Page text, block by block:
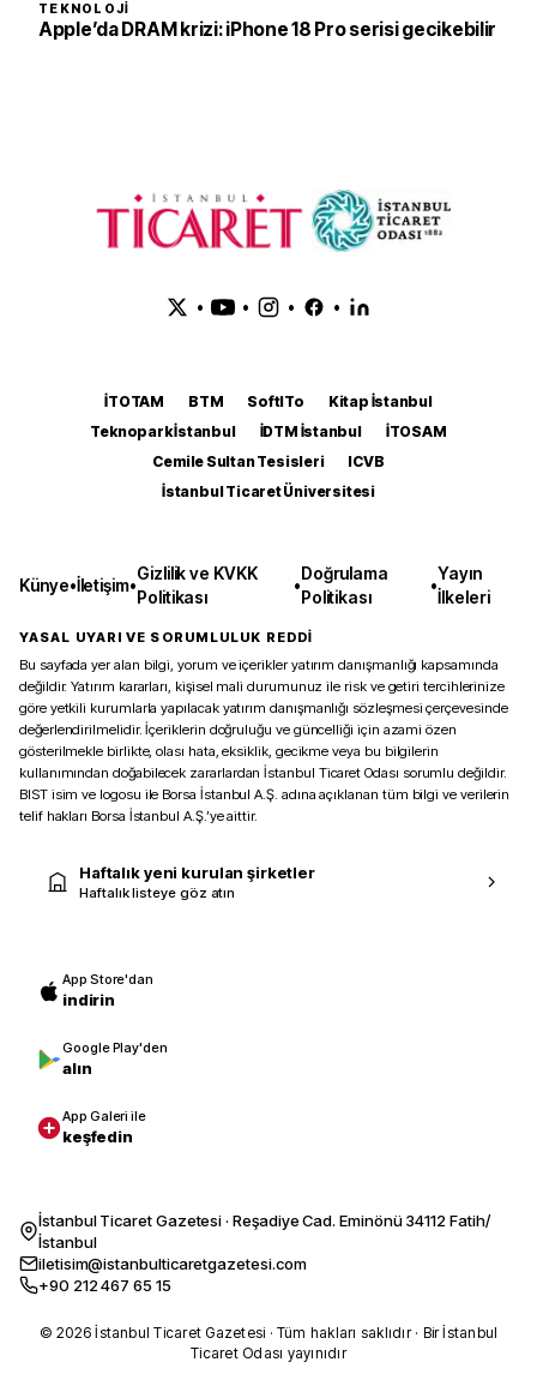
TEKNOLOJI
Apple’da DRAM krizi: iPhone 18 Pro serisi gecikebilir
• • • •
İTOTAM BTM SoftITo
Kitap İstanbul
Teknopark İstanbul
İDTM İstanbul
İTOSAM
Cemile Sultan Tesisleri
ICVB
İstanbul Ticaret Üniversitesi
Künye•İletişim•
Gizlilik ve KVKK
Politikası
•
Doğrulama
Politikası
•
Yayın
İlkeleri
YASAL UYARI VE SORUMLULUK REDDİ
Bu sayfada yer alan bilgi, yorum ve içerikler yatırım danışmanlığı kapsamında
değildir. Yatırım kararları, kişisel mali durumunuz ile risk ve getiri tercihlerinize
göre yetkili kurumlarla yapılacak yatırım danışmanlığı sözleşmesi çerçevesinde
değerlendirilmelidir. İçeriklerin doğruluğu ve güncelliği için azami özen
gösterilmekle birlikte, olası hata, eksiklik, gecikme veya bu bilgilerin
kullanımından doğabilecek zararlardan İstanbul Ticaret Odası sorumlu değildir.
BIST isim ve logosu ile Borsa İstanbul A.Ş. adına açıklanan tüm bilgi ve verilerin
telif hakları Borsa İstanbul A.Ş.’ye aittir.
Haftalık yeni kurulan şirketler
Haftalık listeye göz atın
App Store'dan
indirin
Google Play'den
alın
App Galeri ile
keşfedin
İstanbul Ticaret Gazetesi · Reşadiye Cad. Eminönü 34112 Fatih/
İstanbul
iletisim@istanbulticaretgazetesi.com
+90 212 467 65 15
© 2026 İstanbul Ticaret Gazetesi · Tüm hakları saklıdır · Bir İstanbul
Ticaret Odası yayınıdır